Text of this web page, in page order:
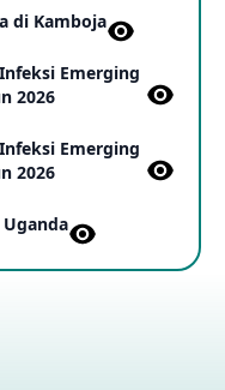
di RD Kongo dan
17 May 2026
2026
di Kamboja​
Emerging
2026
Emerging
2026